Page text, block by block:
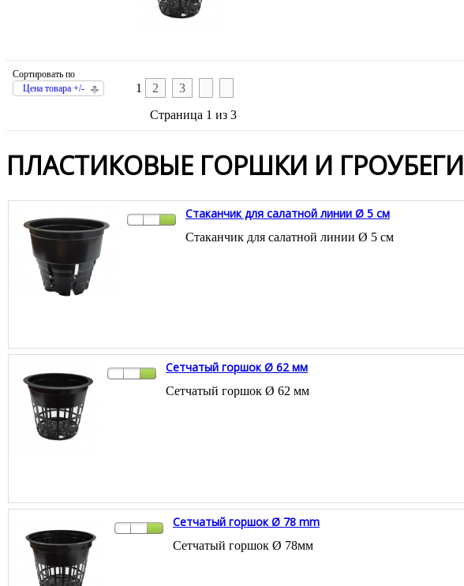
Сортировать по
Цена товара +/-
1 2
3
Страница 1 из 3
ПЛАСТИКОВЫЕ ГОРШКИ И ГРОУБЕГИ
Стаканчик для салатной линии Ø 5 см
Стаканчик для салатной линии Ø 5 см
Сетчатый горшок Ø 62 мм
Сетчатый горшок Ø 62 мм
Сетчатый горшок Ø 78 mm
Сетчатый горшок Ø 78мм